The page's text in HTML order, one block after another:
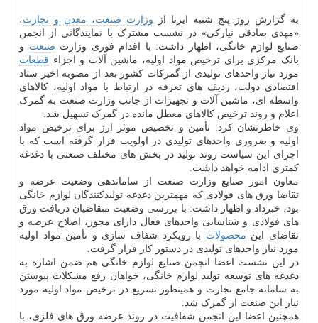
به گزارش روز پنج شنبه ایرنا از وزارت صنعت، معدن و تجارت،
«مهدی صادقی نیارکی» در نشست مشترک با نمایندگانی از انجمن
صنایع لوازم خانگی، اظهار داشت: با اقدام فوری وزارت صنعت و
بانک مرکزی برای ترخیص مواد اولیه، ماشین آلات و اجزاء قطعات
مورد نیاز واحدهای تولیدی از گمرکات کشور بعد از مصوبه اخیر ستاد
اقتصادی دولت، ردیف های تعرفه در ارتباط با مواد اولیه، کالاهای
واسطه ای، ماشین آلات و تجهیزات از جانب وزارت صنعت به گمرک
اعلام و روند ترخیص کالاهای معطل مانده در گمرک تسهیل شد.
وی خاطرنشان کرد: تأمین و تخصیص موثر ارز برای ترخیص مواد
اولیه و ضروری واحدهای تولیدی در اولویت قرار گرفته است که با
اجرای این سیاست روند تولید در بخش های مختلف صنعتی با دغدغه
کمتری ادامه خواهد داشت.
معاون امور صنایع وزارت صنعت از ساماندهی وضعیت عرضه و
تقاضا ورق های فولادی که مهمترین دغدغه تولیدکنندگان لوازم خانگی
بود، خبرداد و اظهار داشت: با بررسی وضعیت متقاضیان دریافت ورق
های فولادی و شناسایی واحدهای فعال دارای مجوز، اصلاح عرضه و
تقاضای این محصولات با رویکرد شفاف سازی و تأمین مواد اولیه
مورد نیاز واحدهای تولیدی در دستور کار قرار گرفت.
در این نشست اعضا انجمن صنایع لوازم خانگی هم ضمن اشاره به
دغدغه های توسعه تولید لوازم خانگی، خواهان رفع مشکلات پیوستن
به سامانه جامع تجارت و همینطور تسریع در ترخیص مواد اولیه مورد
نیاز این صنعت از گمرک شد.
همچنین اعضا این انجمن شفافیت در روند عرضه ورق های فلزی، با